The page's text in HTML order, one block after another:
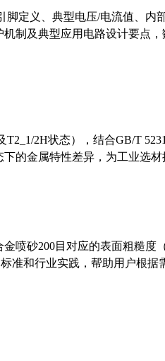
脚定义、典型电压/电流值、内
制及典型应用电路设计要点
2H状态），结合GB/T
的金属特性差异，为工业选材
喷砂200目对应的表面粗糙度（
准和行业实践，帮助用户根据